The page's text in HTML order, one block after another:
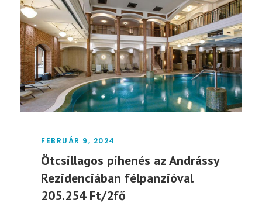
FEBRUÁR 9, 2024
Ötcsillagos pihenés az Andrássy
Rezidenciában félpanzióval
205.254 Ft/2fő